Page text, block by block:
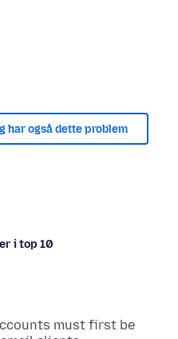
har også dette problem
i top 10
must first be